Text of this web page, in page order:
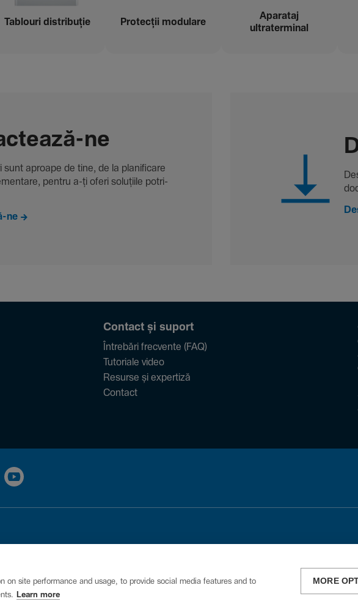
Tablouri distribuție Protecții modu­lare
Aparataj
ultraterminal
ne
sunt aproape de tine, de la plani­fi­care
pentru a-ți oferi solu­țiile potri­
ne
Contact și suport
Întrebări frecvente (FAQ)
Tutoriale video
Resurse și expertiză
Contact
on site performance and usage, to provide social media features and to
Learn more
MORE